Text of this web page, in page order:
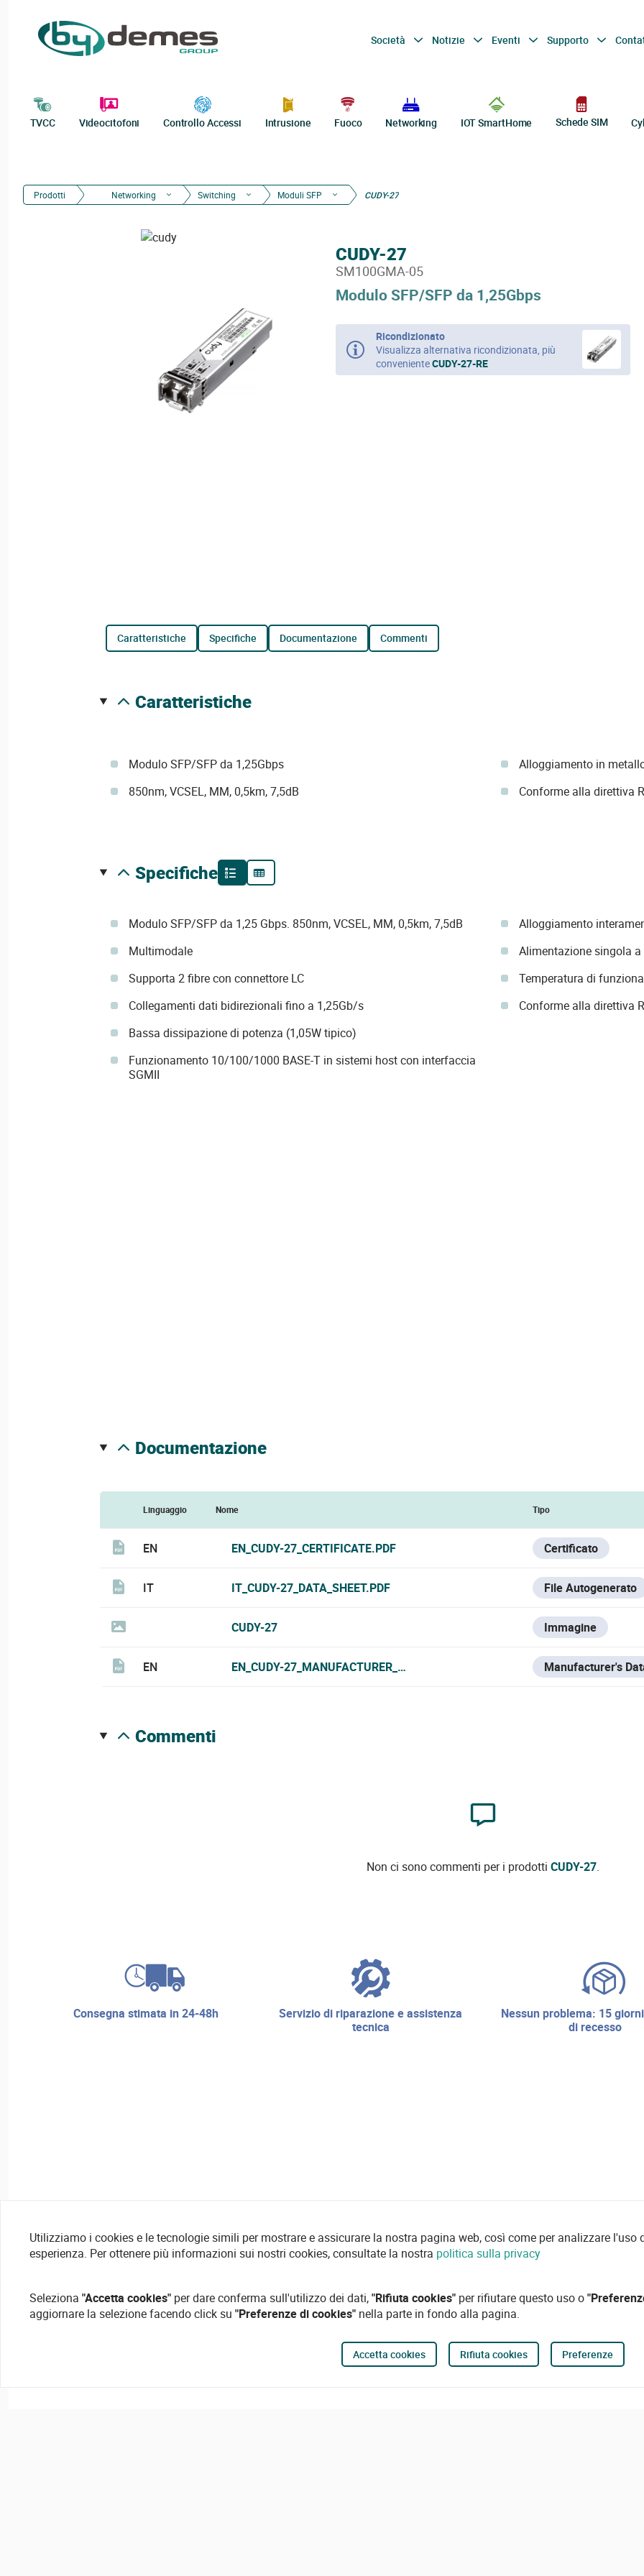
Società Notizie Eventi Supporto
TVCC Videocitofoni Controllo Accessi Intrusione Fuoco Networking IOT SmartHome Schede SIM
Prodotti Networking Switching Moduli SFP CUDY-27
Modulo SFP/SFP da 1,25Gbps
CUDY-27
SM100GMA-05
Ricondizionato
Visualizza alternativa ricondizionata, più
convenienteCUDY-27-RE
caratteristiche specifiche documentazione commenti
caratteristiche
Modulo SFP/SFP da 1,25Gbps
850nm, VCSEL, MM, 0,5km, 7,5dB
Alloggiamento in
Conforme alla direttiva
specifiche
Modulo SFP/SFP da 1,25 Gbps. 850nm, VCSEL, MM, 0,5km, 7,5dB
Multimodale
Supporta 2 fibre con connettore LC
Collegamenti dati bidirezionali fino a 1,25Gb/s
Bassa dissipazione di potenza (1,05W tipico)
Funzionamento 10/100/1000 BASE-T in sistemi host con interfaccia
SGMII
Alloggiamento
Alimentazione singola a
Temperatura di
Conforme alla direttiva
documentazione
Linguaggio Nome Tipo
EN EN_CUDY-27_CERTIFICATE.PDF Certificato
IT IT_CUDY-27_DATA_SHEET.PDF File Autogenerato
CUDY-27 Immagine
EN EN_CUDY-27_MANUFACTURER_DATA_SHEET.PDF Manufacturer's
commenti
Non ci sono commenti per i prodotti CUDY-27.
consegna stimata in 24-48h
servizio di riparazione e assistenza
tecnica
nessun problema: 15 giorni di diritto
di recesso
Utilizziamo i cookies e le tecnologie simili per mostrare e assicurare la nostra pagina web, così come per analizzare
esperienza. Per ottenere più informazioni sui nostri cookies, consultate la nostra politica sulla privacy
Seleziona "Accetta cookies" per dare conferma sull'utilizzo dei dati,"Rifiuta cookies" per rifiutare questo uso o
aggiornare la selezione facendo click su "Preferenze di cookies" nella parte in fondo alla pagina.
Accetta cookies Rifiuta cookies Preferenze